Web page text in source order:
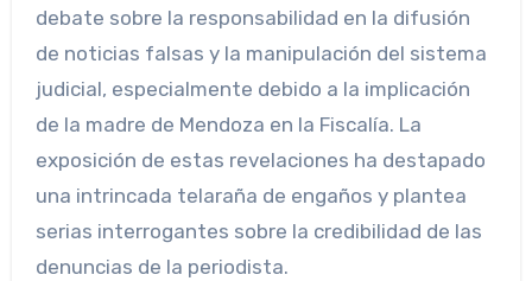
debate sobre la responsabilidad en la difusión
de noticias falsas y la manipulación del sistema
judicial, especialmente debido a la implicación
de la madre de Mendoza en la Fiscalía. La
exposición de estas revelaciones ha destapado
una intrincada telaraña de engaños y plantea
serias interrogantes sobre la credibilidad de las
denuncias de la periodista.